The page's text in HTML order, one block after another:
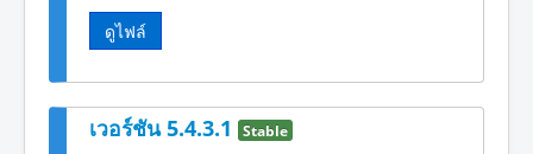
ดูไฟล์
เวอร์ชัน 5.4.3.1 Stable